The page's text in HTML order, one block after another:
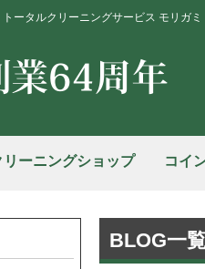
ータルクリーニングサービス モリガミ
リーニングショップ コイ
BLOG一